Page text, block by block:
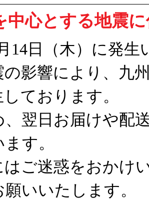
中心とする地震
14日（木）に発
の影響により、九
ております。
、翌日お届けや配
す。
はご迷惑をおかけ
いいたします。